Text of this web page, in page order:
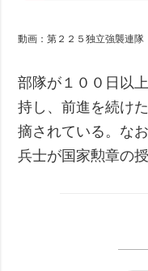
動画：第２２５独立強襲連隊
部隊が１００日以
持し、前進を続け
摘されている。な
兵士が国家勲章の